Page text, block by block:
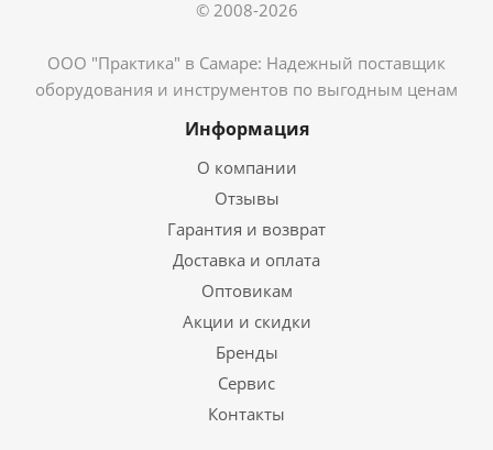
© 2008-2026
ООО "Практика" в Самаре: Надежный поставщик
оборудования и инструментов по выгодным ценам
Информация
О компании
Отзывы
Гарантия и возврат
Доставка и оплата
Оптовикам
Акции и скидки
Бренды
Сервис
Контакты